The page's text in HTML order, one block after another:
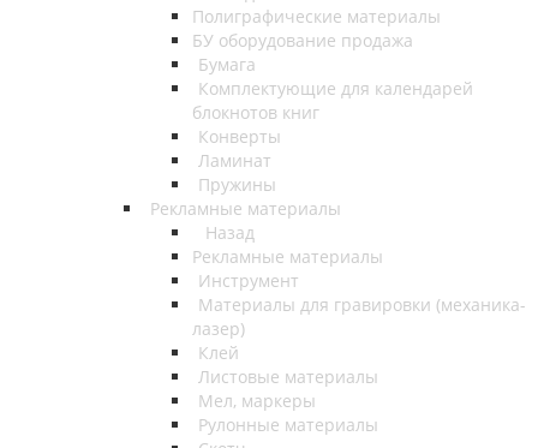
Полиграфические материалы
БУ оборудование продажа
Бумага
Комплектующие для календарей
блокнотов книг
Конверты
Ламинат
Пружины
Рекламные материалы
Назад
Рекламные материалы
Инструмент
Материалы для гравировки (механика-
лазер)
Клей
Листовые материалы
Мел, маркеры
Рулонные материалы